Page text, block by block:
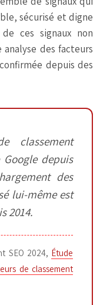
sécurisé et digne
ces signaux non
analyse des facteurs
depuis des
classement
depuis
des
lui-même est
2014.
SEO 2024, Étude
de classement